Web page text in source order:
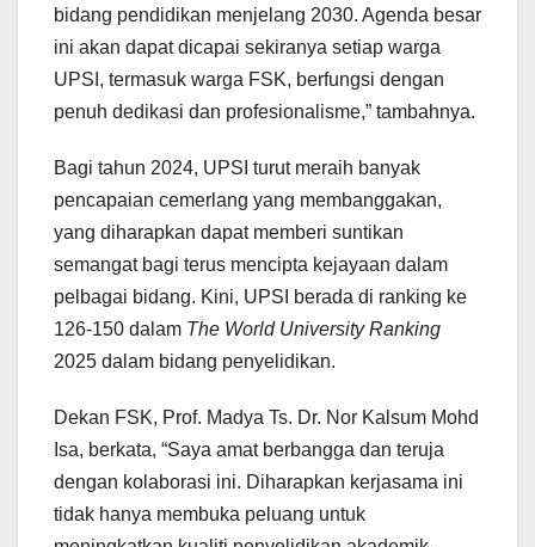
bidang pendidikan menjelang 2030. Agenda besar
ini akan dapat dicapai sekiranya setiap warga
UPSI, termasuk warga FSK, berfungsi dengan
penuh dedikasi dan profesionalisme,” tambahnya.
Bagi tahun 2024, UPSI turut meraih banyak
pencapaian cemerlang yang membanggakan,
yang diharapkan dapat memberi suntikan
semangat bagi terus mencipta kejayaan dalam
pelbagai bidang. Kini, UPSI berada di ranking ke
126-150 dalam The World University Ranking
2025 dalam bidang penyelidikan.
Dekan FSK, Prof. Madya Ts. Dr. Nor Kalsum Mohd
Isa, berkata, “Saya amat berbangga dan teruja
dengan kolaborasi ini. Diharapkan kerjasama ini
tidak hanya membuka peluang untuk